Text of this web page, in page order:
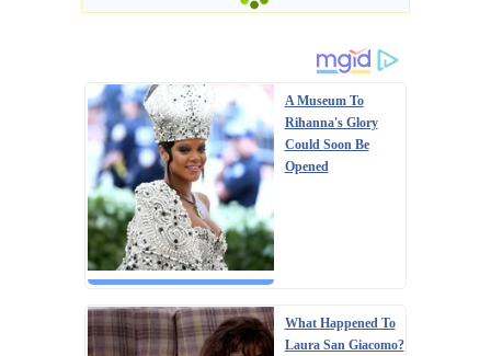
A Museum To
Rihanna's Glory
Could Soon Be
Opened
What Happened To
Laura San Giacomo?